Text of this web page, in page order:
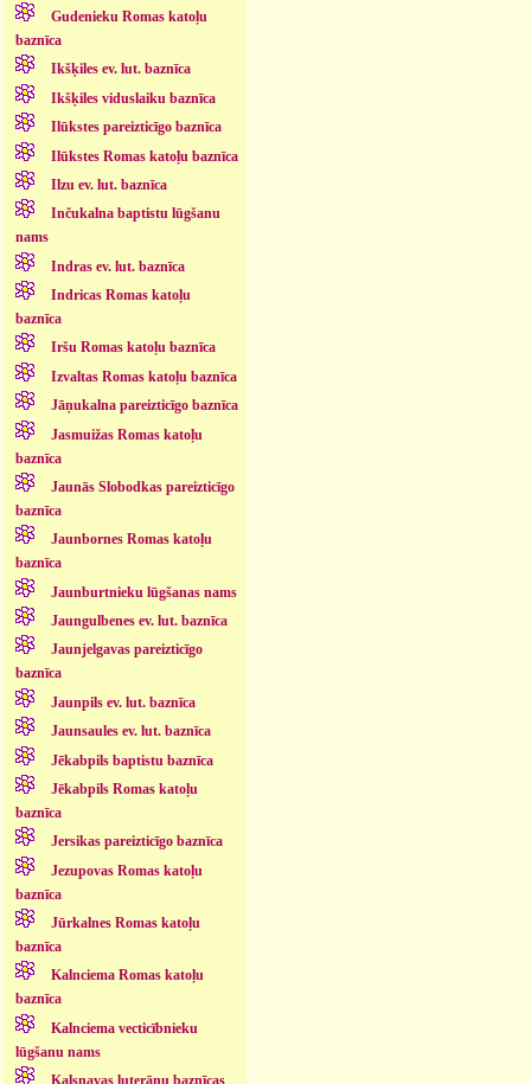
Gudenieku Romas katoļu
baznīca
Ikšķiles ev. lut. baznīca
Ikšķiles viduslaiku baznīca
Ilūkstes pareizticīgo baznīca
Ilūkstes Romas katoļu baznīca
Ilzu ev. lut. baznīca
Inčukalna baptistu lūgšanu
nams
Indras ev. lut. baznīca
Indricas Romas katoļu
baznīca
Iršu Romas katoļu baznīca
Izvaltas Romas katoļu baznīca
Jāņukalna pareizticīgo baznīca
Jasmuižas Romas katoļu
baznīca
Jaunās Slobodkas pareizticīgo
baznīca
Jaunbornes Romas katoļu
baznīca
Jaunburtnieku lūgšanas nams
Jaungulbenes ev. lut. baznīca
Jaunjelgavas pareizticīgo
baznīca
Jaunpils ev. lut. baznīca
Jaunsaules ev. lut. baznīca
Jēkabpils baptistu baznīca
Jēkabpils Romas katoļu
baznīca
Jersikas pareizticīgo baznīca
Jezupovas Romas katoļu
baznīca
Jūrkalnes Romas katoļu
baznīca
Kalnciema Romas katoļu
baznīca
Kalnciema vecticībnieku
lūgšanu nams
Kalsnavas luterāņu baznīcas